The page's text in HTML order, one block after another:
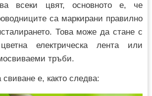
всеки цвят, основното е, че
са маркирани правилно
Това може да стане с
електрическа лента или
тръби.
свиване е, както следва: